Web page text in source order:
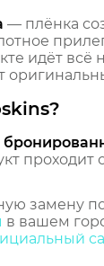
— плёнка
идёт всё
проходит
замену
в вашем